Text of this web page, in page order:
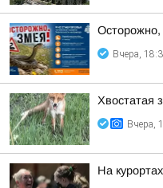
Вчера,
Хвостатая
Вчера,
На